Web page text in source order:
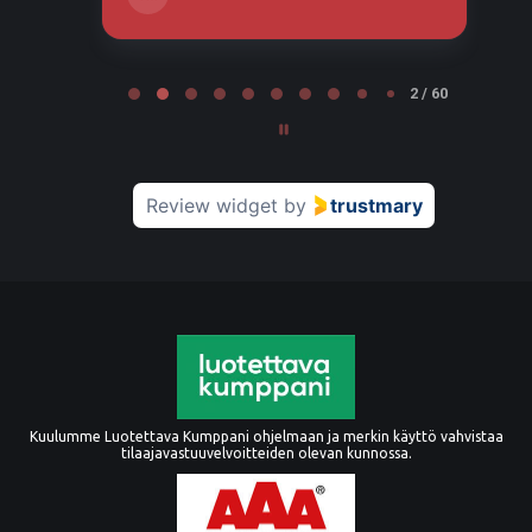
2 / 60
Review widget by trustmary
Kuulumme Luotettava Kumppani ohjelmaan ja merkin käyttö vahvistaa
tilaajavastuuvelvoitteiden olevan kunnossa.